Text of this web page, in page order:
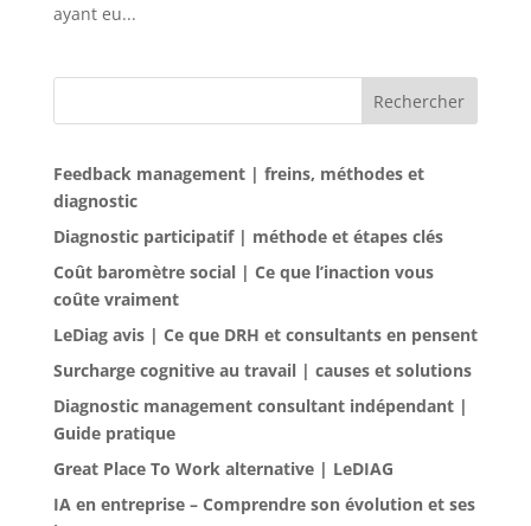
ayant eu...
Rechercher
Feedback management | freins, méthodes et
diagnostic
Diagnostic participatif | méthode et étapes clés
Coût baromètre social | Ce que l’inaction vous
coûte vraiment
LeDiag avis | Ce que DRH et consultants en pensent
Surcharge cognitive au travail | causes et solutions
Diagnostic management consultant indépendant |
Guide pratique
Great Place To Work alternative | LeDIAG
IA en entreprise – Comprendre son évolution et ses